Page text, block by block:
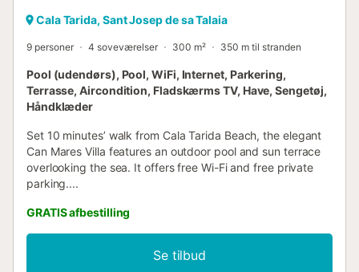
Cala Tarida, Sant Josep de sa Talaia
9 personer 4 soveværelser 300 m² 350 m til stranden
Pool (udendørs), Pool, WiFi, Internet, Parkering,
Terrasse, Aircondition, Fladskærms TV, Have, Sengetøj,
Håndklæder
Set 10 minutes’ walk from Cala Tarida Beach, the elegant
Can Mares Villa features an outdoor pool and sun terrace
overlooking the sea. It offers free Wi-Fi and free private
parking....
GRATIS afbestilling
Se tilbud